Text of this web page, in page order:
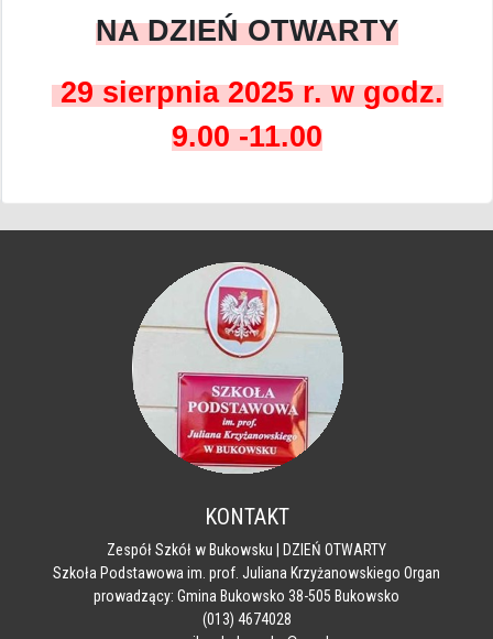
NA DZIEŃ OTWARTY
29 sierpnia 2025 r. w godz.
9.00 -11.00
KONTAKT
Zespół Szkół w Bukowsku | DZIEŃ OTWARTY
Szkoła Podstawowa im. prof. Juliana Krzyżanowskiego Organ
prowadzący: Gmina Bukowsko 38-505 Bukowsko
(013) 4674028